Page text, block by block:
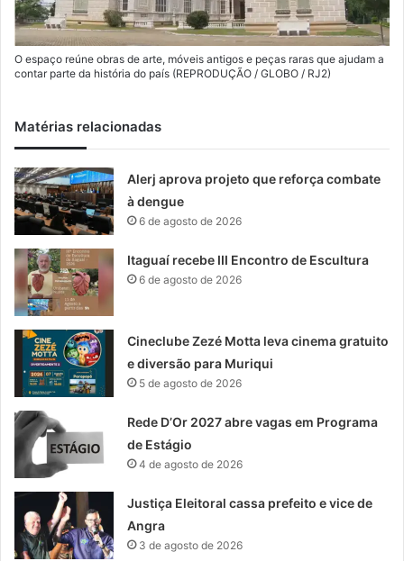
O espaço reúne obras de arte, móveis antigos e peças raras que ajudam a
contar parte da história do país (REPRODUÇÃO / GLOBO / RJ2)
Matérias relacionadas
Alerj aprova projeto que reforça combate
à dengue
6 de agosto de 2026
Itaguaí recebe III Encontro de Escultura
6 de agosto de 2026
Cineclube Zezé Motta leva cinema gratuito
e diversão para Muriqui
5 de agosto de 2026
Rede D’Or 2027 abre vagas em Programa
de Estágio
4 de agosto de 2026
Justiça Eleitoral cassa prefeito e vice de
Angra
3 de agosto de 2026